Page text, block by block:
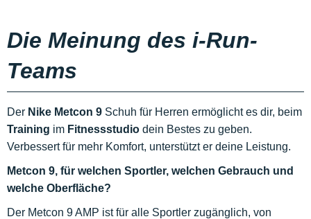
Die Meinung des i-Run-
Teams
Der Nike Metcon 9 Schuh für Herren ermöglicht es dir, beim
Training im Fitnessstudio dein Bestes zu geben.
Verbessert für mehr Komfort, unterstützt er deine Leistung.
Metcon 9, für welchen Sportler, welchen Gebrauch und
welche Oberfläche?
Der Metcon 9 AMP ist für alle Sportler zugänglich, von